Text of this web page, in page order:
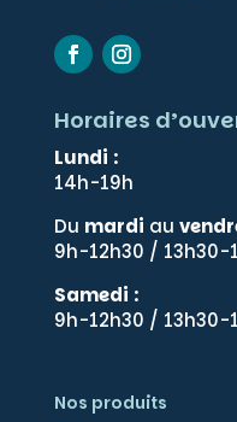
Horaires
Lundi :
14h-19h
Du mardi au
9h-12h30 / 13h30-
Samedi :
9h-12h30 / 13h30-
Nos produits